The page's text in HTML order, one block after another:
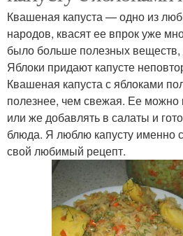
Квашеная капуста — одно из
народов, квасят ее впрок уже
было больше полезных веществ,
Яблоки придают капусте
Квашеная капуста с яблоками
полезнее, чем свежая. Ее можно
или же добавлять в салаты и
блюда. Я люблю капусту именно
свой любимый рецепт.